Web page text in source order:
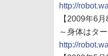
http://
【2009年6
～身体はタ
http://